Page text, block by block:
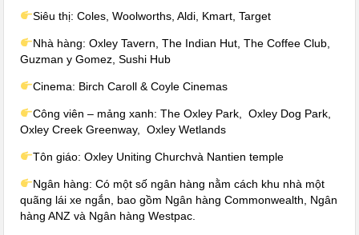
Siêu thị: Coles, Woolworths, Aldi, Kmart, Target
Nhà hàng: Oxley Tavern, The Indian Hut, The Coffee Club,
Guzman y Gomez, Sushi Hub
Cinema: Birch Caroll & Coyle Cinemas
Công viên – mảng xanh: The Oxley Park, Oxley Dog Park,
Oxley Creek Greenway, Oxley Wetlands
Tôn giáo: Oxley Uniting Churchvà Nantien temple
Ngân hàng: Có một số ngân hàng nằm cách khu nhà một
quãng lái xe ngắn, bao gồm Ngân hàng Commonwealth, Ngân
hàng ANZ và Ngân hàng Westpac.